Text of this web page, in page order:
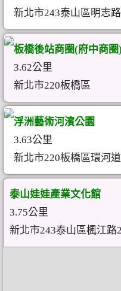
新北市243泰山區明志
板橋後站商圈(府中商圈)
3.62公里
新北市220板橋區
浮洲藝術河濱公園
3.63公里
新北市220板橋區環河
泰山娃娃產業文化館
3.75公里
新北市243泰山區楓江路